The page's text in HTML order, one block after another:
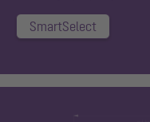
SmartSelect